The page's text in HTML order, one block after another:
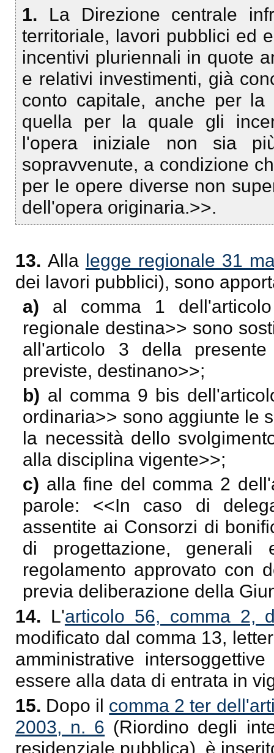
1. La Direzione centrale
territoriale, lavori pubblici ed
incentivi pluriennali in quote
e relativi investimenti, già
conto capitale, anche per
quella per la quale gli
l'opera iniziale non sia
sopravvenute, a condizione
per le opere diverse non
dell'opera originaria.>>.
13. Alla legge regionale 31
dei lavori pubblici), sono
a) al comma 1
regionale destina>> sono
all'articolo 3 della
previste, destinano>>;
b) al comma 9 bis
ordinaria>> sono aggiunte le
la necessità dello
alla disciplina vigente>>;
c) alla fine del comma 2
parole: <<In caso di
assentite ai Consorzi di
di progettazione,
regolamento approvato con
previa deliberazione della
14. L'articolo 56, comma 2,
modificato dal comma 13,
amministrative
essere alla data di entrata in
15. Dopo il comma 2 ter
2003, n. 6 (Riordino degli
residenziale pubblica), è